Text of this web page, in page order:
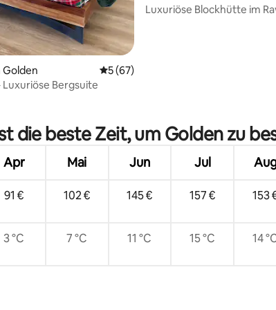
5 von 5, 4 Bewertungen
Golden Durchschnittliche Bewertung: 5 von
5 (67)
Luxuriöse Bergsuite
-Shuswap
Luxuriöse Blockhütte im
die beste Zeit, um Golden zu
Apr Mai Jun Jul
91 € 102 € 145 € 157 € 153
3 °C 7 °C 11 °C 15 °C 14